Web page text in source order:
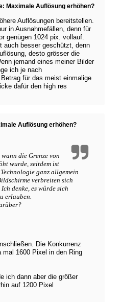
Maximale Auflösung erhöhen?
Auflösungen bereitstellen.
in Ausnahmefällen, denn für
genügen 1024 pix. vollauf.
auch besser geschützt, denn
desto grösser die
jemand eines meiner Bilder
ich je nach
für das meist einmalige
dafür den high res
Auflösung erhöhen?
die Grenze von
wurde, seitdem ist
ganz allgemein
verbreiten sich
denke, es würde sich
erlauben.
Die Konkurrenz
1600 Pixel in den Ring
ich dann aber die größer
auf 1200 Pixel